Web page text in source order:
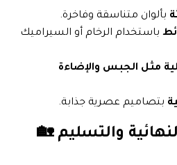
بألوان متناسقة وفاخرة.
باستخدام الرخام أو السيراميك
مثل الجبس والإضاءة
بتصاميم عصرية جذابة.